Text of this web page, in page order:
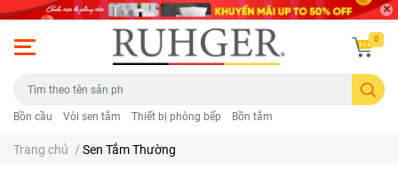
Bồn cầu Vòi sen tắm Thiết bị phòng bếp Bồn tắm
0
Trang chủ / Sen Tắm Thường